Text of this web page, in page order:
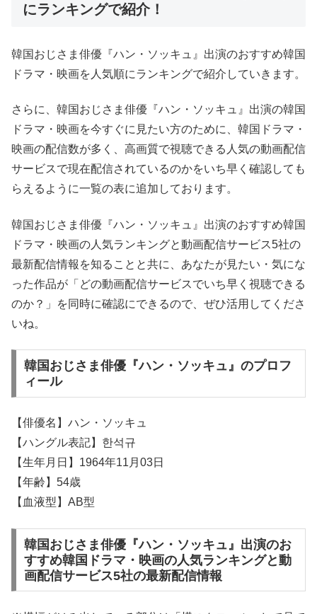
にランキングで紹介！
韓国おじさま俳優『ハン・ソッキュ』出演のおすすめ韓国
ドラマ・映画を人気順にランキングで紹介していきます。
さらに、韓国おじさま俳優『ハン・ソッキュ』出演の韓国
ドラマ・映画を今すぐに見たい方のために、韓国ドラマ・
映画の配信数が多く、高画質で視聴できる人気の動画配信
サービスで現在配信されているのかをいち早く確認しても
らえるように一覧の表に追加しております。
韓国おじさま俳優『ハン・ソッキュ』出演のおすすめ韓国
ドラマ・映画の人気ランキングと動画配信サービス5社の
最新配信情報を知ることと共に、あなたが見たい・気にな
った作品が「どの動画配信サービスでいち早く視聴できる
のか？」を同時に確認にできるので、ぜひ活用してくださ
いね。
韓国おじさま俳優『ハン・ソッキュ』のプロフ
ィール
【俳優名】ハン・ソッキュ
【ハングル表記】한석규
【生年月日】1964年11月03日
【年齢】54歳
【血液型】AB型
韓国おじさま俳優『ハン・ソッキュ』出演のお
すすめ韓国ドラマ・映画の人気ランキングと動
画配信サービス5社の最新配信情報